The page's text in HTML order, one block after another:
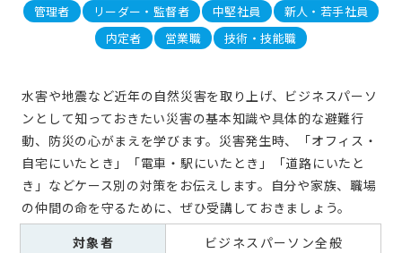
管理者 リーダー・監督者 中堅社員
新人・若手社員
内定者
営業職 技術・技能職
水害や地震など近年の自然災害を取り上げ、ビジネスパーソ
ンとして知っておきたい災害の基本知識や具体的な避難行
動、防災の心がまえを学びます。災害発生時、「オフィス・
自宅にいたとき」「電車・駅にいたとき」「道路にいたと
き」などケース別の対策をお伝えします。自分や家族、職場
の仲間の命を守るために、ぜひ受講しておきましょう。
対象者
ビジネスパーソン全般